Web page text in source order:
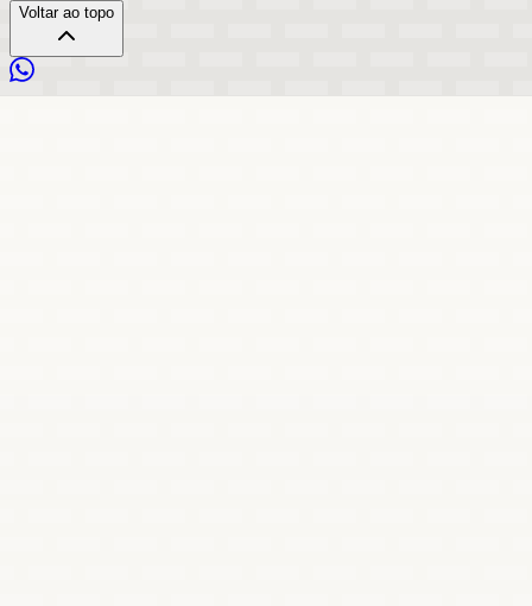
Voltar ao topo